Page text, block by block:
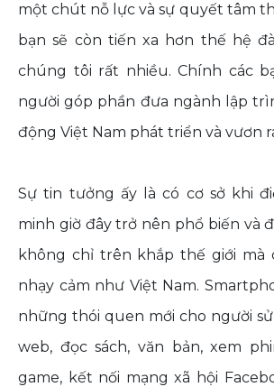
một chút nỗ lực và sự quyết tâm
bạn sẽ còn tiến xa hơn thế hệ
chúng tôi rất nhiều. Chính các
người góp phần đưa ngành lập
động Việt Nam phát triển và vươn
Sự tin tưởng ấy là có cơ sở khi
minh giờ đây trở nên phổ biến và
không chỉ trên khắp thế giới mà
nhạy cảm như Việt Nam.
những thói quen mới cho người
web, đọc sách, văn bản, xem
game, kết nối mạng xã hội